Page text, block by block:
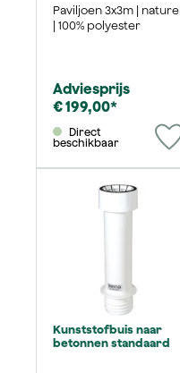
Paviljoen 3x3m | naturel
| 100% polyester
Adviesprijs
€ 199,00*
beschikbaar
Kunststofbuis naar
betonnen standaard